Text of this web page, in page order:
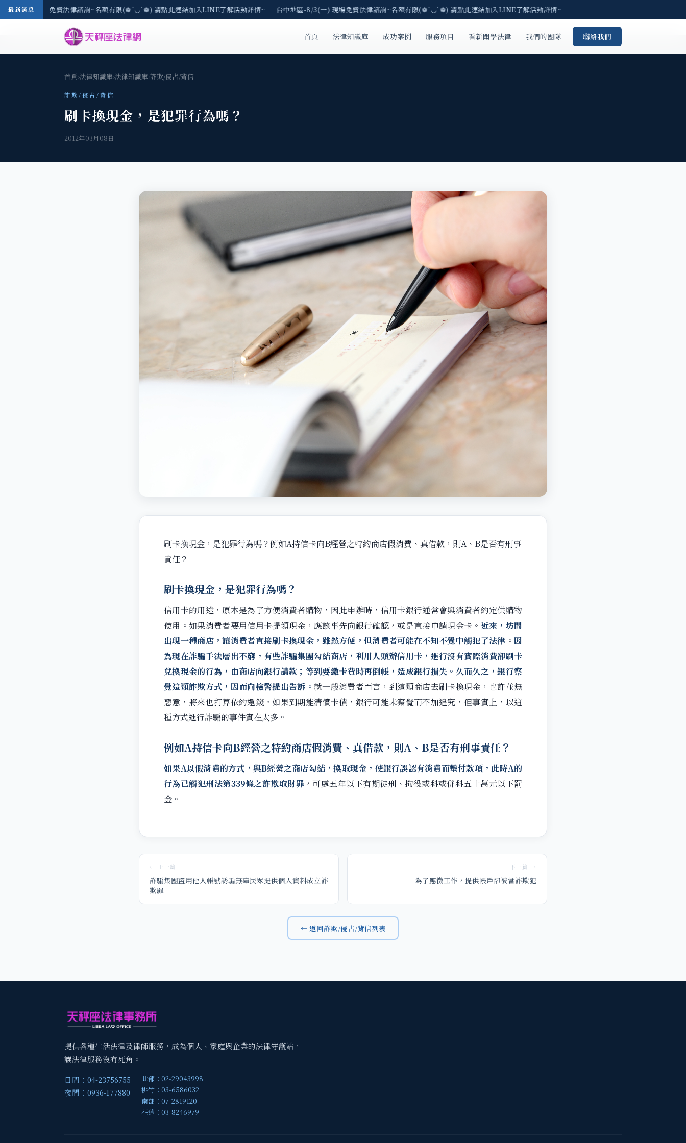
最新消息
8/3(一) 現場免費法律諮詢~名額有限(❁´◡`❁) 請點此連結加入LINE了解活動詳情~ 台中地區-8/3(一) 現場免費法律諮詢~名額有限(❁´◡`❁) 請點此連結加入LINE了解活動詳情~
首頁 法律知識庫 成功案例 服務項目 看新聞學法律 我們的團隊 聯絡我們
首頁›法律知識庫›法律知識庫›詐欺/侵占/背信
詐欺/侵占/背信
刷卡換現金，是犯罪行為嗎？
2012年03月08日
刷卡換現金，是犯罪行為嗎？例如A持信卡向B經營之特約商店假消費、真借款，則A、B是否有刑事
責任？
刷卡換現金，是犯罪行為嗎？
信用卡的用途，原本是為了方便消費者購物，因此申辦時，信用卡銀行通常會與消費者約定供購物
使用。如果消費者要用信用卡提領現金，應該事先向銀行確認，或是直接申請現金卡。 近來，坊間
出現一種商店，讓消費者直接刷卡換現金，雖然方便，但消費者可能在不知不覺中觸犯了法律 。 因
為現在詐騙手法層出不窮，有些詐騙集團勾結商店，利用人頭辦信用卡，進行沒有實際消費卻刷卡
兌換現金的行為，由商店向銀行請款；等到要繳卡費時再倒帳，造成銀行損失。久而久之，銀行察
覺這類詐欺方式，因而向檢警提出告訴。 就一般消費者而言，到這類商店去刷卡換現金，也許並無
惡意，將來也打算依約還錢。如果到期能清償卡債，銀行可能未察覺而不加追究，但事實上，以這
種方式進行詐騙的事件實在太多。
例如A持信卡向B經營之特約商店假消費、真借款，則A、B是否有刑事責任？
如果A以假消費的方式，與B經營之商店勾結，換取現金，使銀行誤認有消費而墊付款項，此時A的
行為已觸犯刑法第339條之詐欺取財罪 ，可處五年以下有期徒刑、拘役或科或併科五十萬元以下罰
金。
← 上一篇
詐騙集團盜用他人帳號誘騙無辜民眾提供個人資料成立詐
欺罪
下一篇 →
為了應徵工作，提供帳戶卻被當詐欺犯
← 返回詐欺/侵占/背信列表
提供各種生活法律及律師服務，成為個人、家庭與企業的法律守護站，
讓法律服務沒有死角。
日間：04-23756755
夜間：0936-177880
北部：02-29043998
桃竹：03-6586032
南部：07-2819120
花蓮：03-8246979